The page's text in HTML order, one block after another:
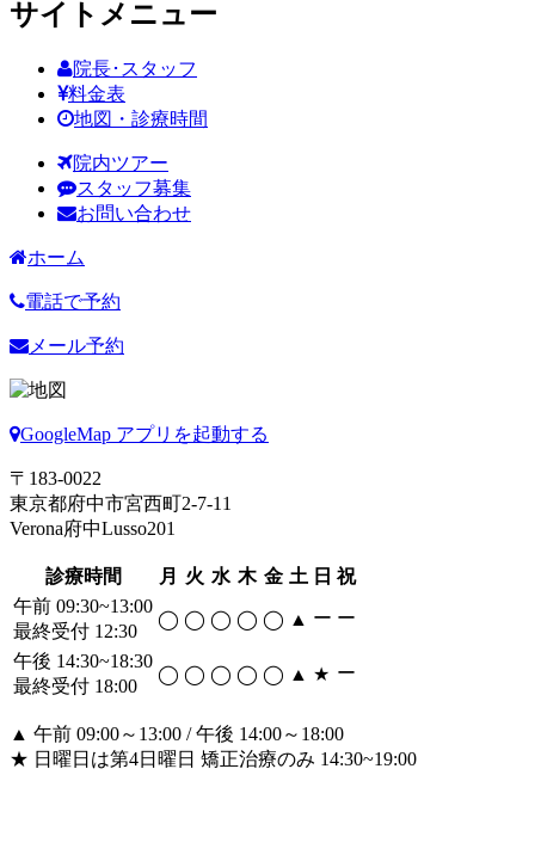
サイトメニュー
院長･スタッフ
料金表
地図・診療時間
院内ツアー
スタッフ募集
お問い合わせ
ホーム
電話で予約
メール予約
GoogleMap アプリを起動する
〒183-0022
東京都府中市宮西町2-7-11
Verona府中Lusso201
診療時間 月 火 水 木 金 土 日 祝
午前 09:30~13:00
最終受付 12:30
◯ ◯ ◯ ◯ ◯ ▲ ー ー
午後 14:30~18:30
最終受付 18:00
◯ ◯ ◯ ◯ ◯ ▲ ★ ー
▲ 午前 09:00～13:00 / 午後 14:00～18:00
★ 日曜日は第4日曜日 矯正治療のみ 14:30~19:00